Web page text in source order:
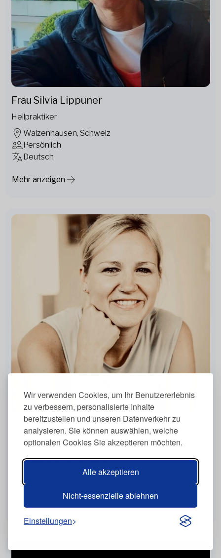
Wir verwenden Cookies, um Ihr Benutzererlebnis
zu verbessern, personalisierte Inhalte
bereitzustellen und unseren Datenverkehr zu
analysieren. Sie können auswählen, welche
optionalen Cookies Sie akzeptieren möchten.
Alle akzeptieren
Nicht-essenzielle ablehnen
Einstellungen
Frau Silvia Lippuner
Heilpraktiker
Walzenhausen, Schweiz
Persönlich
Deutsch
Mehr anzeigen
Praxis für Naturheilkunde Anna Abrahams
Heilpraktiker
Wegberg, Deutschland
Virtuell, Persönlich
Deutsch
Mehr anzeigen